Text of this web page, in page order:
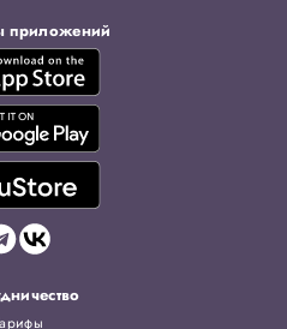
приложений